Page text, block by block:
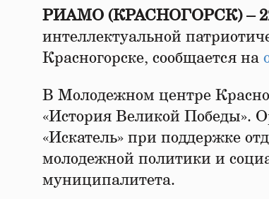
РИАМО (КРАСНОГОРСК) –
интеллектуальной
Красногорске, сообщается на
В Молодежном центре
«История Великой Победы».
«Искатель» при поддержке
молодежной политики и
муниципалитета.